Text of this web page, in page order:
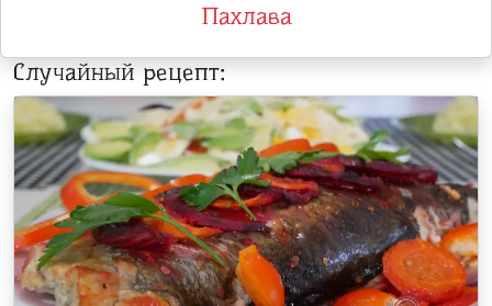
Пахлава
Случайный рецепт: